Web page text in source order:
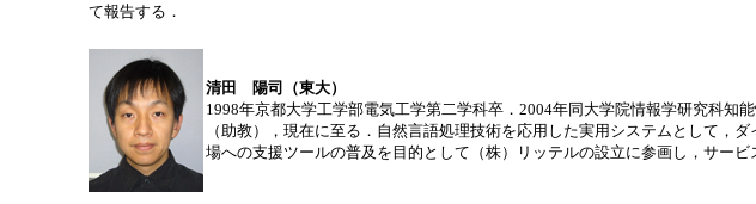
て報告する．
清田 陽司（東大）
1998年京都大学工学部電気工学第二学科卒．2004年同大学院情報学研究科知
（助教），現在に至る．自然言語処理技術を応用した実用システムとして，
場への支援ツールの普及を目的として（株）リッテルの設立に参画し，サービ